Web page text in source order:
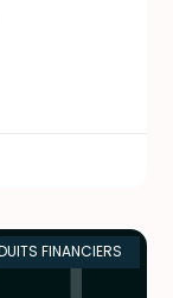
FINANCIERS